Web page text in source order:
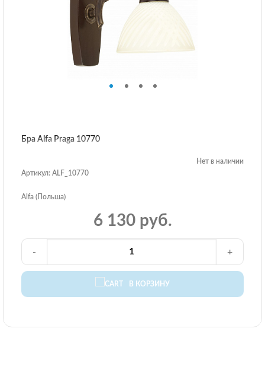
Бра Alfa Praga 10770
Нет в наличии
Артикул: ALF_10770
Alfa (Польша)
6 130 руб.
В КОРЗИНУ
- +